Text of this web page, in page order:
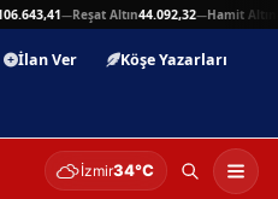
—Reşat Altın44.092,32—Hamit Altın
İlan Ver
Köşe Yazarları
İzmir34°C